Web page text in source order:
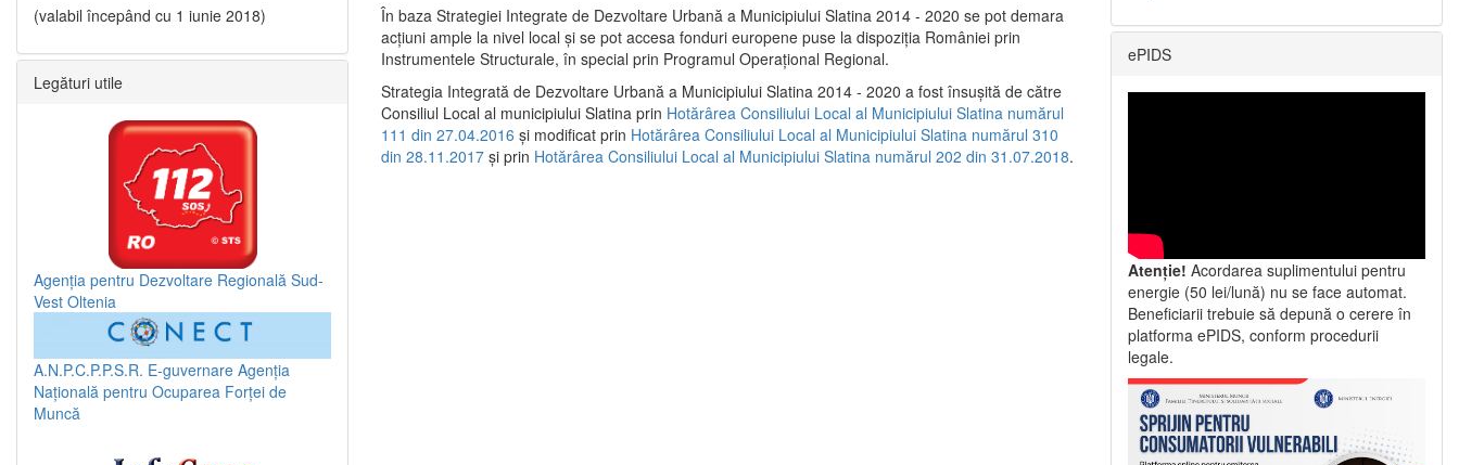
În baza Strategiei Integrate de Dezvoltare Urbană a Municipiului Slatina 2014 - 2020 se pot demara
acţiuni ample la nivel local şi se pot accesa fonduri europene puse la dispoziţia României prin
Instrumentele Structurale, în special prin Programul Operațional Regional.
Strategia Integrată de Dezvoltare Urbană a Municipiului Slatina 2014 - 2020 a fost însuşită de către
Consiliul Local al municipiului Slatina prin Hotărârea Consiliului Local al Municipiului Slatina numărul
111 din 27.04.2016 și modificat prin Hotărârea Consiliului Local al Municipiului Slatina numărul 310
din 28.11.2017 și prin Hotărârea Consiliului Local al Municipiului Slatina numărul 202 din 31.07.2018.
(valabil începând cu 1 iunie 2018)
Legături utile
Agenția pentru Dezvoltare Regională Sud-
Vest Oltenia
A.N.P.C.P.P.S.R. E-guvernare Agenția
Națională pentru Ocuparea Forței de
Muncă
ePIDS
Atenție! Acordarea suplimentului pentru
energie (50 lei/lună) nu se face automat.
Beneficiarii trebuie să depună o cerere în
platforma ePIDS, conform procedurii
legale.